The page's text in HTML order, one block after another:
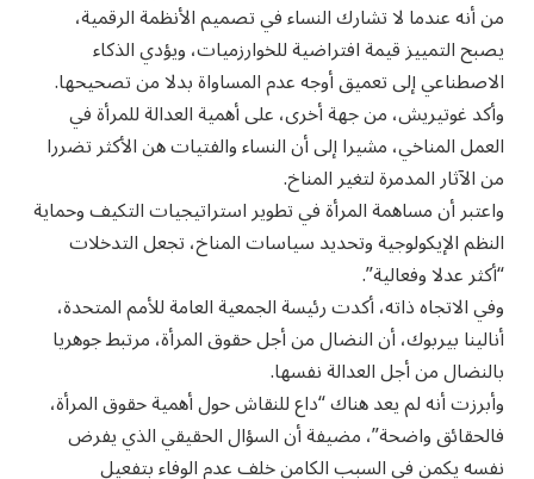
من أنه عندما لا تشارك النساء في تصميم الأنظمة الرقمية،
يصبح التمييز قيمة افتراضية للخوارزميات، ويؤدي الذكاء
الاصطناعي إلى تعميق أوجه عدم المساواة بدلا من تصحيحها.
وأكد غوتيريش، من جهة أخرى، على أهمية العدالة للمرأة في
العمل المناخي، مشيرا إلى أن النساء والفتيات هن الأكثر تضررا
من الآثار المدمرة لتغير المناخ.
واعتبر أن مساهمة المرأة في تطوير استراتيجيات التكيف وحماية
النظم الإيكولوجية وتحديد سياسات المناخ، تجعل التدخلات
“أكثر عدلا وفعالية”.
وفي الاتجاه ذاته، أكدت رئيسة الجمعية العامة للأمم المتحدة،
أنالينا بيربوك، أن النضال من أجل حقوق المرأة، مرتبط جوهريا
بالنضال من أجل العدالة نفسها.
وأبرزت أنه لم يعد هناك “داع للنقاش حول أهمية حقوق المرأة،
فالحقائق واضحة”، مضيفة أن السؤال الحقيقي الذي يفرض
نفسه يكمن في السبب الكامن خلف عدم الوفاء بتفعيل